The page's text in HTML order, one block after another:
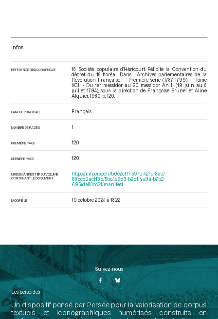
Infos
RÉFÉRENCE BIBLIOGRAPHIQUE
18. Société populaire d’Héricourt. Félicite la Convention du
décret du 18 floréal. Dans : Archives parlementaires de la
Révolution Française — Première série (1787-1799) — Tome
XCII - Du 1er messidor au 20 messidor An II (19 juin au 8
juillet 1794) , sous la direction de Françoise Brunel et Aline
Alquier. 1980. p. 120.
LANGUE PRINCIPALE Français
NOMBRE DE PAGES 1
PREMIÈRE PAGE 120
DERNIÈRE PAGE 120
URI DU MANIFEST IIIF DU VOLUME
CONTENANT LE DOCUMENT
https://iiif.persee.fr/b0e2cf11-597c-427d-8ac7-
68bcc0acf13b/5bc4e6d3-b2b1-4a9a-b7b2-
69541a88cc21/manifest
MODIFIÉ LE 10 octobre 2024 à 18:22
Suivez-nous
Les perséides
Un dispositif pensé par Persée pour la valorisation de corpus
textuels et iconographiques numérisés construits en